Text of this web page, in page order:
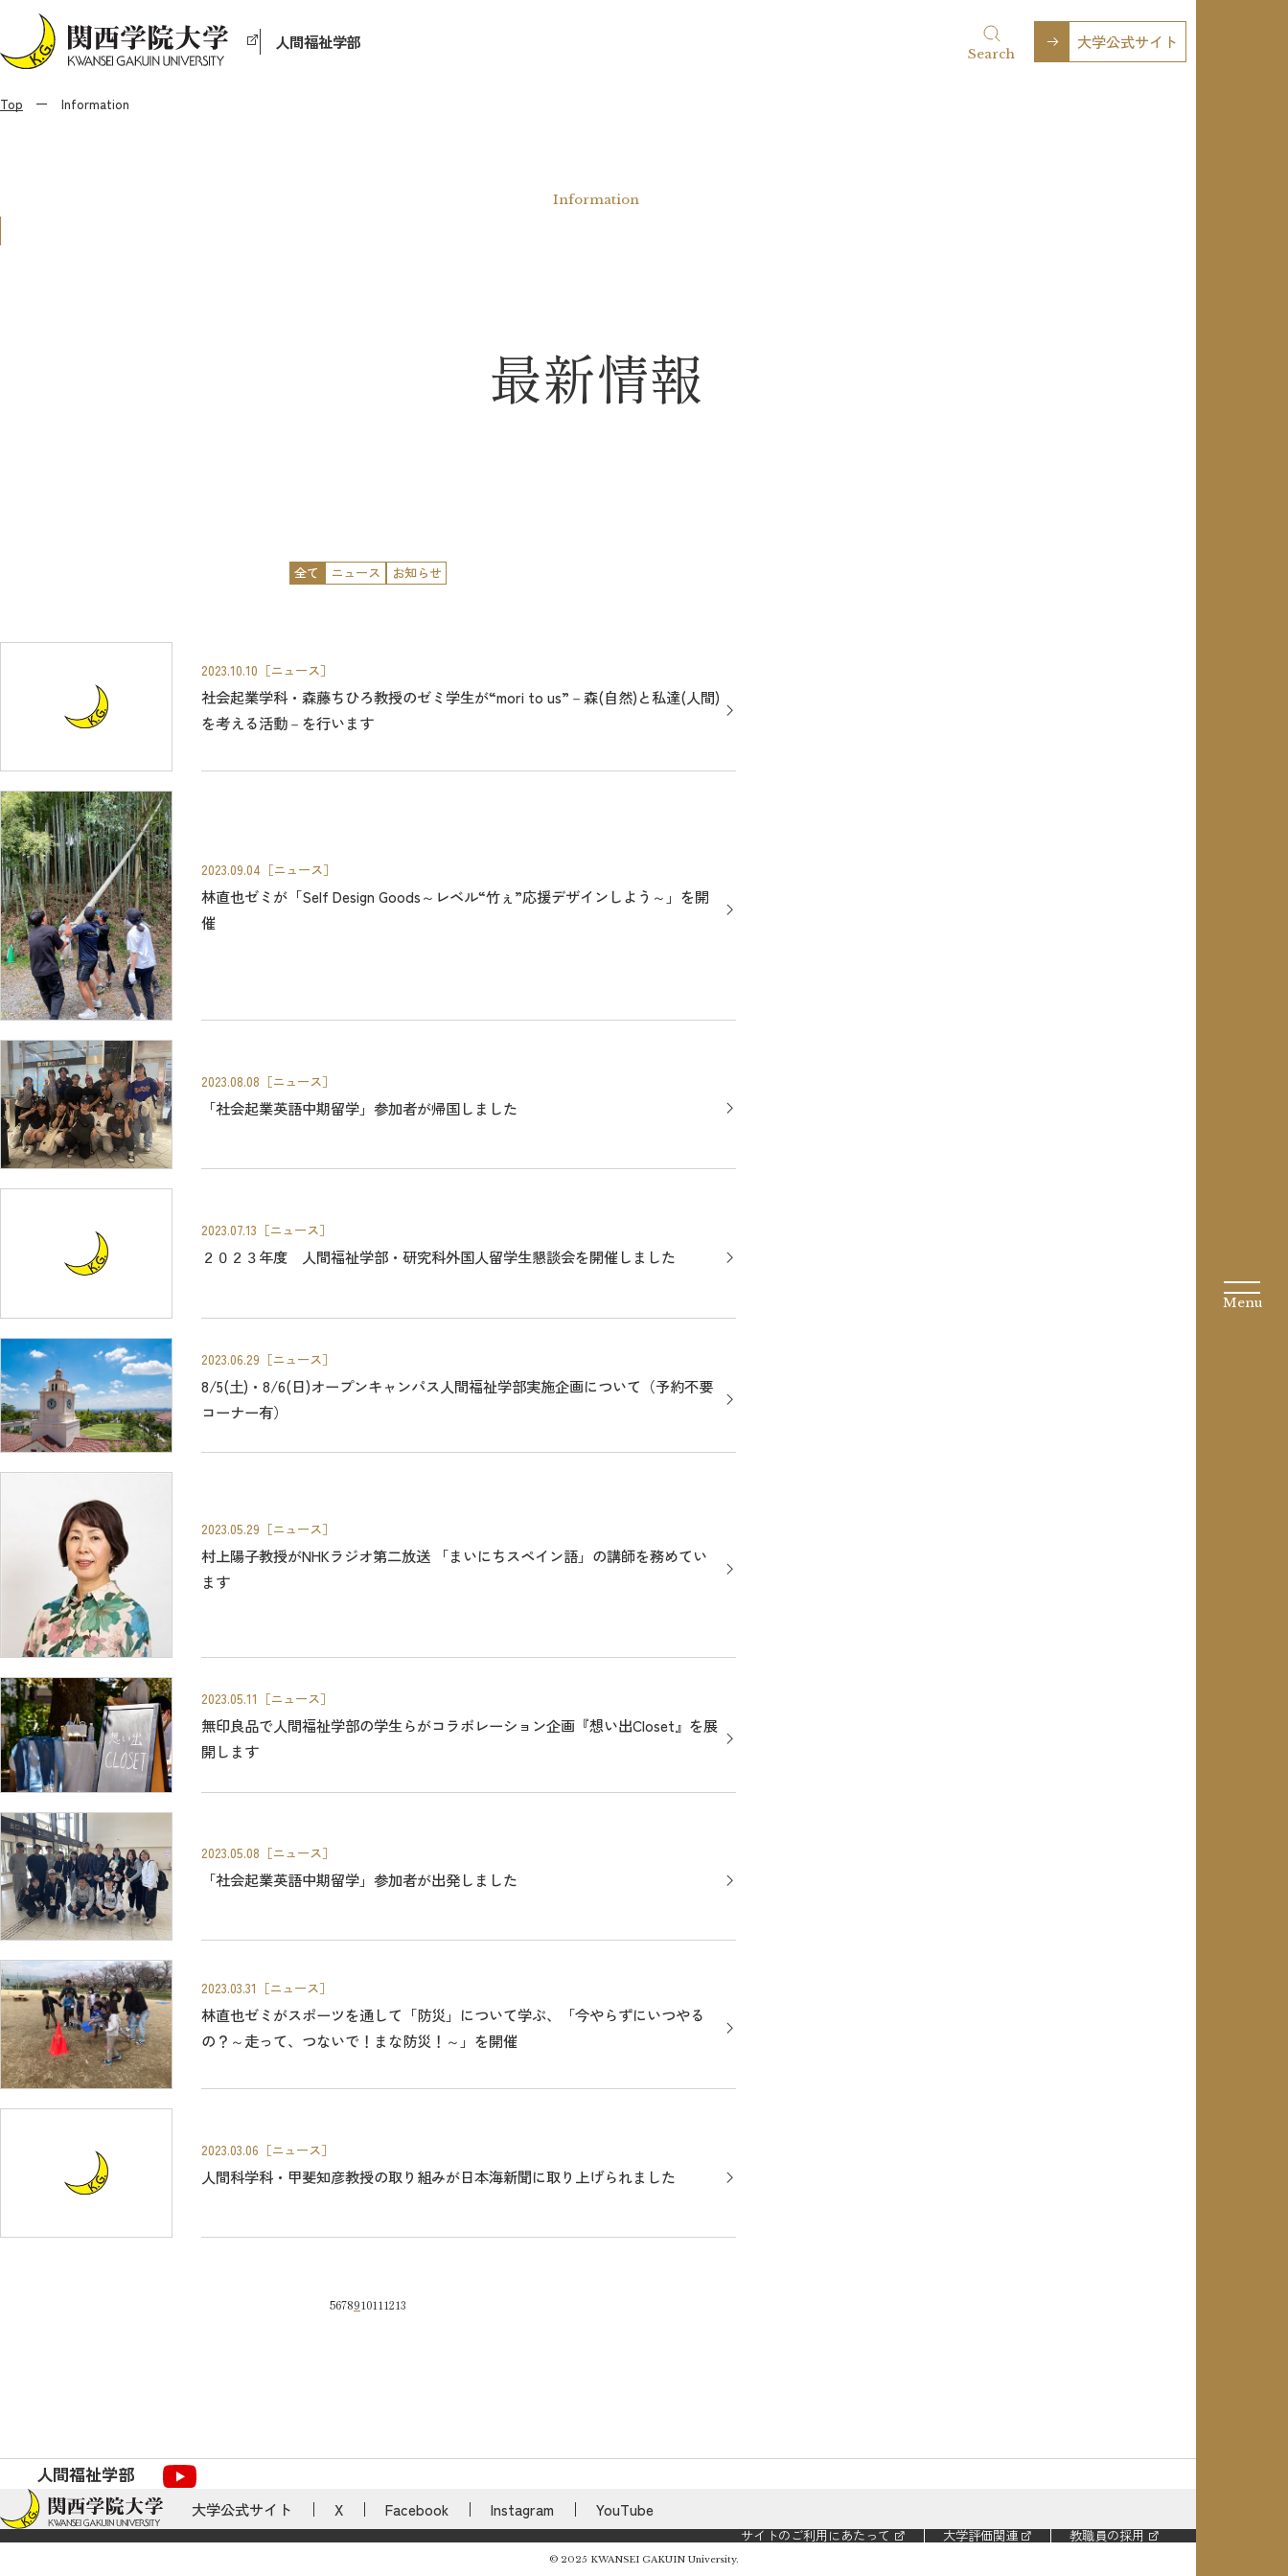
人間福祉学部
Search
大学公式サイト
Top Information
Information
最新情報
全て ニュース お知らせ
2023.10.10 ［ニュース］
社会起業学科・森藤ちひろ教授のゼミ学生が“mori to us”－森(自然)と私達(人間)
を考える活動－を行います
2023.09.04 ［ニュース］
林直也ゼミが「Self Design Goods～レベル“竹ぇ”応援デザインしよう～」を開
催
2023.08.08 ［ニュース］
「社会起業英語中期留学」参加者が帰国しました
2023.07.13 ［ニュース］
２０２３年度 人間福祉学部・研究科外国人留学生懇談会を開催しました
2023.06.29 ［ニュース］
8/5(土)・8/6(日)オープンキャンパス人間福祉学部実施企画について（予約不要
コーナー有）
2023.05.29 ［ニュース］
村上陽子教授がNHKラジオ第二放送 「まいにちスペイン語」の講師を務めてい
ます
2023.05.11 ［ニュース］
無印良品で人間福祉学部の学生らがコラボレーション企画『想い出Closet』を展
開します
2023.05.08 ［ニュース］
「社会起業英語中期留学」参加者が出発しました
2023.03.31 ［ニュース］
林直也ゼミがスポーツを通して「防災」について学ぶ、「今やらずにいつやる
の？～走って、つないで！まな防災！～」を開催
2023.03.06 ［ニュース］
人間科学科・甲斐知彦教授の取り組みが日本海新聞に取り上げられました
5678910111213
人間福祉学部
大学公式サイト X Facebook Instagram YouTube
サイトのご利用にあたって 大学評価関連 教職員の採用
© 2025 KWANSEI GAKUIN University.